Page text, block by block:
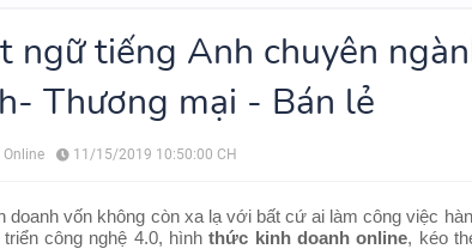
ngữ tiếng Anh chuyên
Thương mại - Bán lẻ
Online 11/15/2019 10:50:00 CH
doanh vốn không còn xa lạ với bất cứ ai làm công việc
triển công nghệ 4.0, hìnhthức kinh doanh online, kéo